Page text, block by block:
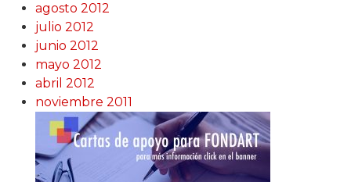
agosto 2012
julio 2012
junio 2012
mayo 2012
abril 2012
noviembre 2011